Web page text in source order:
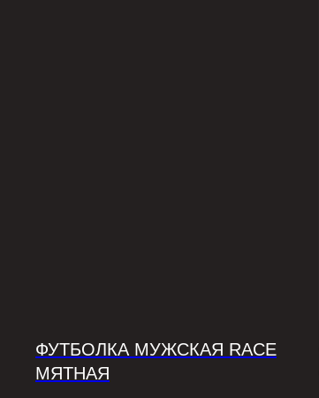
ФУТБОЛКА МУЖСКАЯ RACE
МЯТНАЯ